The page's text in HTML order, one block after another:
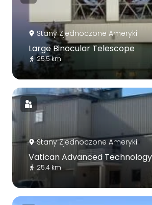
Stany Zjednoczone Ameryki
Large Binocular Telescope
25.5 km
Stany Zjednoczone Ameryki
Vatican Advanced
25.4 km